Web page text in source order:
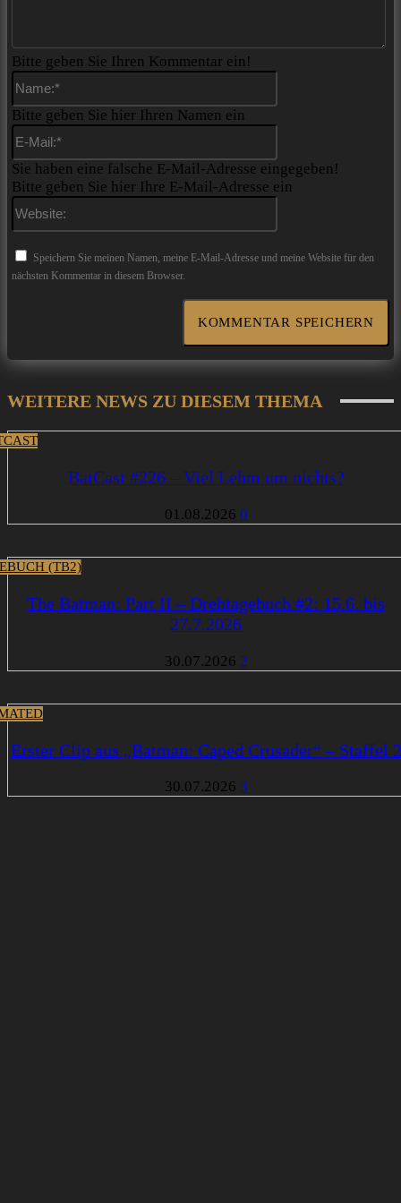
Bitte geben Sie Ihren Kommentar ein!
Bitte geben Sie hier Ihren Namen ein
Sie haben eine falsche E-Mail-Adresse eingegeben!
Bitte geben Sie hier Ihre E-Mail-Adresse ein
Speichern Sie meinen Namen, meine E-Mail-Adresse und meine Website für den
nächsten Kommentar in diesem Browser.
WEITERE NEWS ZU DIESEM THEMA
BatCast #226 – Viel Lehm um nichts?
01.08.2026 0
(TB2)
The Batman: Part II – Drehtagebuch #2: 15.6. bis
27.7.2026
30.07.2026 2
Erster Clip aus „Batman: Caped Crusader“ – Staffel 2
30.07.2026 3